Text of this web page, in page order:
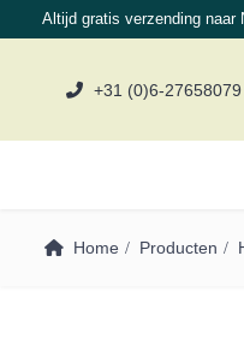
Altijd gratis verzending naar
+31 (0)6-27658079
Home Producten